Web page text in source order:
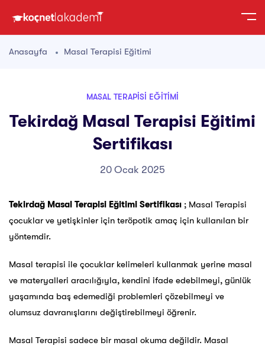
Anasayfa Masal Terapisi Eğitimi
MASAL TERAPISI EĞITIMI
Tekirdağ Masal Terapisi Eğitimi
Sertifikası
20 Ocak 2025
Tekirdağ Masal Terapisi Eğitimi Sertifikası ; Masal Terapisi
çocuklar ve yetişkinler için teröpotik amaç için kullanılan bir
yöntemdir.
Masal terapisi ile çocuklar kelimeleri kullanmak yerine masal
ve materyalleri aracılığıyla, kendini ifade edebilmeyi, günlük
yaşamında baş edemediği problemleri çözebilmeyi ve
olumsuz davranışlarını değiştirebilmeyi öğrenir.
Masal Terapisi sadece bir masal okuma değildir. Masal